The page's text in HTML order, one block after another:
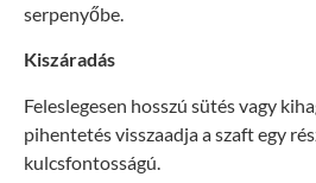
serpenyőbe.
Kiszáradás
Feleslegesen hosszú sütés vagy
pihentetés visszaadja a szaft egy
kulcsfontosságú.